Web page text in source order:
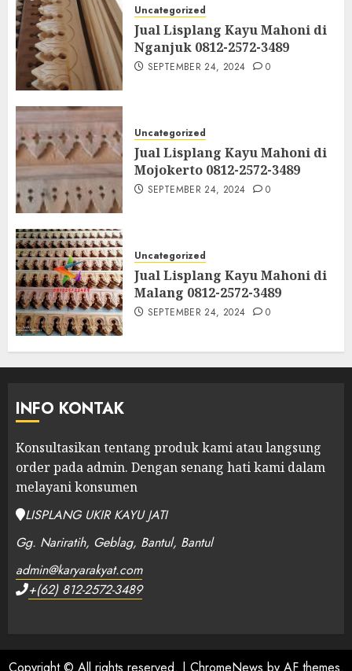
Uncategorized
Jual Lisplang Kayu Mahoni di
Nganjuk 0812-2572-3489
SEPTEMBER 24, 2024 0
Uncategorized
Jual Lisplang Kayu Mahoni di
Mojokerto 0812-2572-3489
SEPTEMBER 24, 2024 0
Uncategorized
Jual Lisplang Kayu Mahoni di
Malang 0812-2572-3489
SEPTEMBER 24, 2024 0
INFO KONTAK
Konsultasikan tentang produk kami atau langsung
order pada admin. Dengan senang hati kami dalam
melayani konsumen
LISPLANG UKIR KAYU JATI
Gg. Nariratih, Geblag, Bantul, Bantul
admin@karyarakyat.com
+(62) 812-2572-3489